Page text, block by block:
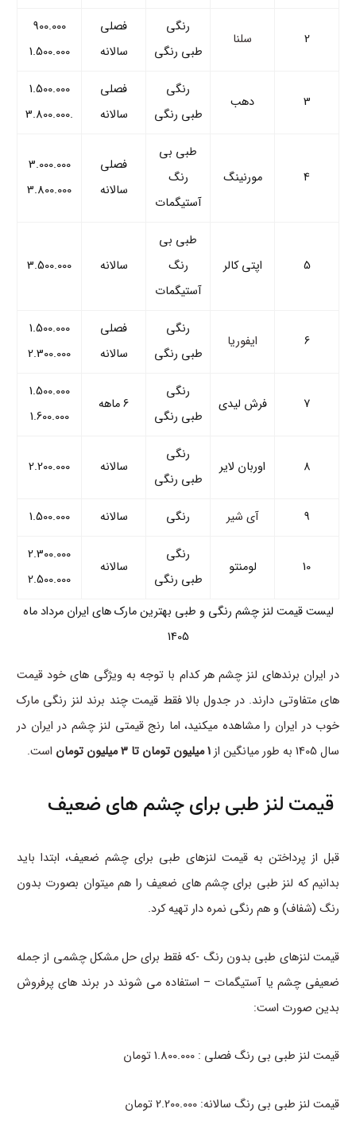
2 سلنا
رنگی
طبی رنگی
فصلی
سالانه
900.000
1.500.000
3 دهب
رنگی
طبی رنگی
فصلی
سالانه
1.500.000
.3.800.000
4 مورنینگ
طبی بی
رنگ
آستیگمات
فصلی
سالانه
3.000.000
3.800.000
5 اپتی کالر
طبی بی
رنگ
آستیگمات
سالانه 3.500.000
6 ایفوریا
رنگی
طبی رنگی
فصلی
سالانه
1.500.000
2.300.000
7 فرش لیدی
رنگی
طبی رنگی
6 ماهه
1.500.000
1.600.000
8 اوربان لایر
رنگی
طبی رنگی
سالانه 2.200.000
9 آی شیر رنگی سالانه 1.500.000
10 لومنتو
رنگی
طبی رنگی
سالانه
2.300.000
2.500.000
لیست قیمت لنز چشم رنگی و طبی بهترین مارک های ایران مرداد ماه
1405
در ایران برندهای لنز چشم هر کدام با توجه به ویژگی های خود قیمت
های متفاوتی دارند. در جدول بالا فقط قیمت چند برند لنز رنگی مارک
خوب در ایران را مشاهده میکنید، اما رنج قیمتی لنز چشم در ایران در
سال 1405 به طور میانگین از
1 میلیون تومان تا 3 میلیون تومان است.
قیمت لنز طبی برای چشم های ضعیف
قبل از پرداختن به قیمت لنزهای طبی برای چشم ضعیف، ابتدا باید
بدانیم که لنز طبی برای چشم های ضعیف را هم میتوان بصورت بدون
رنگ (شفاف) و هم رنگی نمره دار تهیه کرد.
قیمت لنزهای طبی بدون رنگ -که فقط برای حل مشکل چشمی از جمله
ضعیفی چشم یا آستیگمات – استفاده می شوند در برند های پرفروش
بدین صورت است:
قیمت لنز طبی بی رنگ فصلی : 1.800.000 تومان
قیمت لنز طبی بی رنگ سالانه: 2.200.000 تومان